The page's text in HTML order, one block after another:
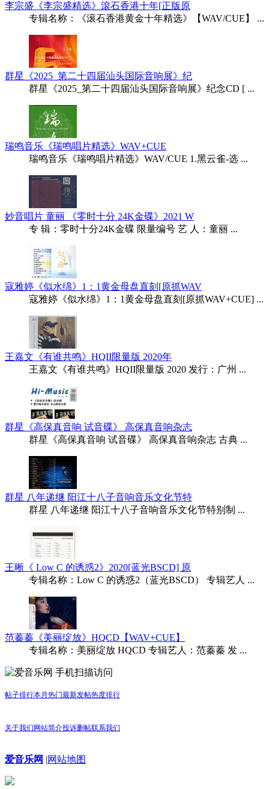
李宗盛《李宗盛精选》滾石香港十年[正版原
专辑名称：《滚石香港黄金十年精选》【WAV/CUE】 ...
群星《2025_第二十四届汕头国际音响展》纪
群星《2025_第二十四届汕头国际音响展》纪念CD [ ...
瑞鸣音乐《瑞鸣唱片精选》WAV+CUE
瑞鸣音乐《瑞鸣唱片精选》WAV/CUE 1.黑云雀-选 ...
妙音唱片 童丽 《零时十分 24K金碟》2021 W
专 辑：零时十分24K金碟 限量编号 艺 人：童丽 ...
寇雅婷《似水绵》1：1黄金母盘直刻[原抓WAV
寇雅婷《似水绵》1：1黄金母盘直刻[原抓WAV+CUE] ...
王嘉文《有谁共鸣》HQII限量版 2020年
王嘉文《有谁共鸣》HQII限量版 2020 发行：广州 ...
群星《高保真音响 试音碟》 高保真音响杂志
群星《高保真音响 试音碟》 高保真音响杂志 古典 ...
群星 八年递继 阳江十八子音响音乐文化节特
群星 八年递继 阳江十八子音响音乐文化节特别制 ...
王晰《 Low C 的诱惑2》2020[蓝光BSCD] 原
专辑名称：Low C 的诱惑2（蓝光BSCD） 专辑艺人 ...
范蓁蓁《美丽绽放》HQCD【WAV+CUE】
专辑名称：美丽绽放 HQCD 专辑艺人：范蓁蓁 发 ...
手机扫描访问
帖子排行本月热门最新发帖热度排行
关于我们 网站简介投诉删帖联系我们
爱音乐网 |网站地图